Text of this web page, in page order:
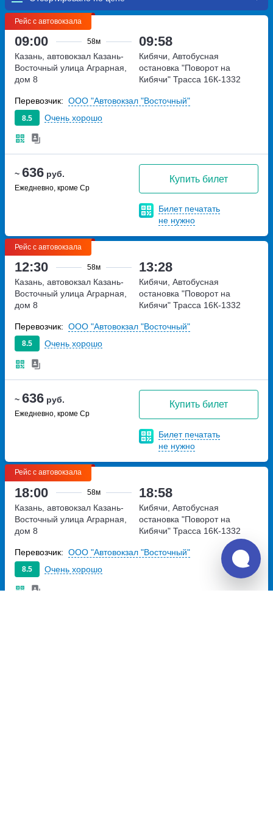
Рейс с автовокзала
09:00 58м 09:58
~ 636 руб.
Ежедневно, кроме Ср
Купить билет
Билет печатать
не нужно
Казань, автовокзал Казань-
Восточный улица Аграрная,
дом 8
Кибячи, Автобусная
остановка "Поворот на
Кибячи" Трасса 16К-1332
8.5 Очень хорошо
Перевозчик: ООО "Автовокзал "Восточный"
Рейс с автовокзала
12:30 58м 13:28
~ 636 руб.
Ежедневно, кроме Ср
Купить билет
Билет печатать
не нужно
Казань, автовокзал Казань-
Восточный улица Аграрная,
дом 8
Кибячи, Автобусная
остановка "Поворот на
Кибячи" Трасса 16К-1332
8.5 Очень хорошо
Перевозчик: ООО "Автовокзал "Восточный"
Рейс с автовокзала
18:00 58м 18:58
Казань, автовокзал Казань-
Восточный улица Аграрная,
дом 8
Кибячи, Автобусная
остановка "Поворот на
Кибячи" Трасса 16К-1332
8.5 Очень хорошо
Перевозчик: ООО "Автовокзал "Восточный"